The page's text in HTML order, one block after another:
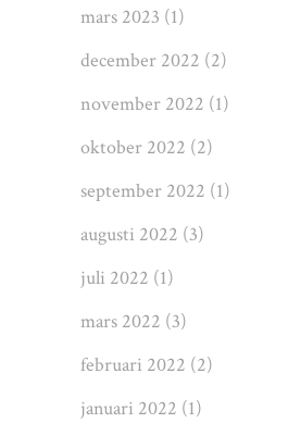
mars 2023 (1)
december 2022 (2)
november 2022 (1)
oktober 2022 (2)
september 2022 (1)
augusti 2022 (3)
juli 2022 (1)
mars 2022 (3)
februari 2022 (2)
januari 2022 (1)